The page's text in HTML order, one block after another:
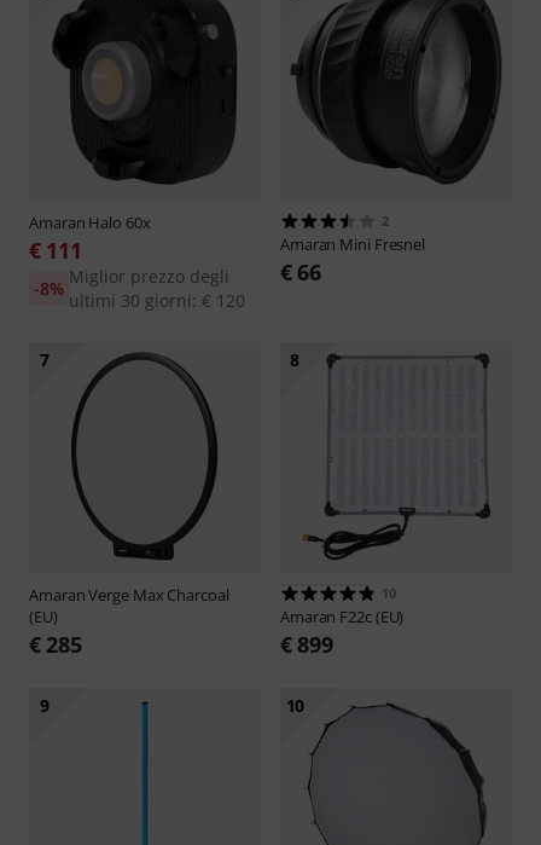
Amaran Halo 60x
€ 111
Miglior prezzo degli
ultimi 30 giorni: € 120
-8%
2
Amaran Mini Fresnel
€ 66
7
AmaranVerge Max Charcoal
(EU)
€ 285
8
10
Amaran F22c (EU)
€ 899
9 10